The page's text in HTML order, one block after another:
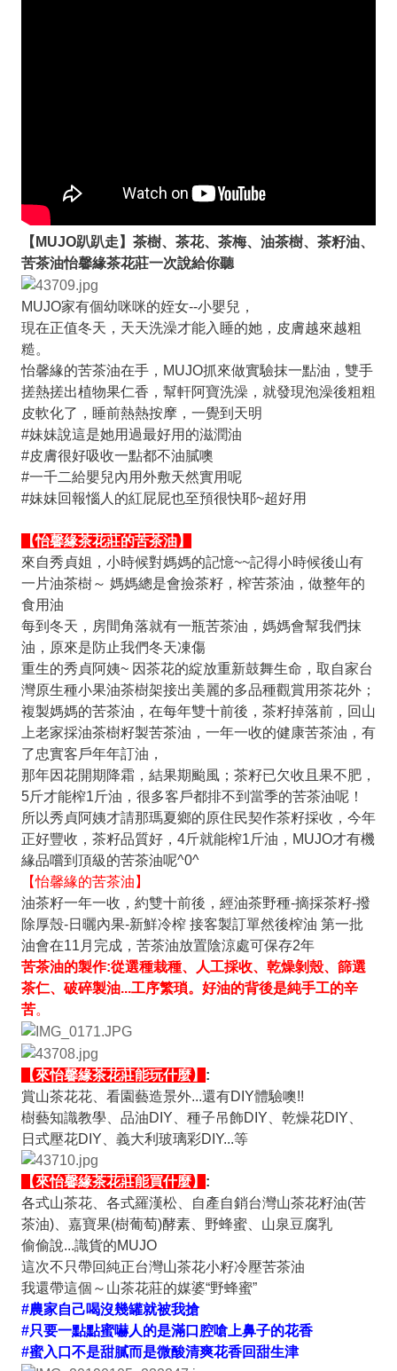
【MUJO趴趴走】茶樹、茶花、茶梅、油茶樹、茶籽油、
苦茶油怡馨緣茶花莊一次說給你聽
MUJO家有個幼咪咪的姪女--小嬰兒，
現在正值冬天，天天洗澡才能入睡的她，皮膚越來越粗
糙。
怡馨緣的苦茶油在手，MUJO抓來做實驗抹一點油，雙手
搓熱搓出植物果仁香，幫軒阿寶洗澡，就發現泡澡後粗粗
皮軟化了，睡前熱熱按摩，一覺到天明
#妹妹說這是她用過最好用的滋潤油
#皮膚很好吸收一點都不油膩噢
#一千二給嬰兒內用外敷天然實用呢
#妹妹回報惱人的紅屁屁也至預很快耶~超好用
【怡馨緣茶花莊的苦茶油】
來自秀貞姐，小時候對媽媽的記憶~~記得小時候後山有
一片油茶樹～ 媽媽總是會撿茶籽，榨苦茶油，做整年的
食用油
每到冬天，房間角落就有一瓶苦茶油，媽媽會幫我們抹
油，原來是防止我們冬天凍傷
重生的秀貞阿姨~ 因茶花的綻放重新鼓舞生命，取自家台
灣原生種小果油茶樹架接出美麗的多品種觀賞用茶花外；
複製媽媽的苦茶油，在每年雙十前後，茶籽掉落前，回山
上老家採油茶樹籽製苦茶油，一年一收的健康苦茶油，有
了忠實客戶年年訂油，
那年因花開期降霜，結果期颱風；茶籽已欠收且果不肥，
5斤才能榨1斤油，很多客戶都排不到當季的苦茶油呢！
所以秀貞阿姨才請那瑪夏鄉的原住民契作茶籽採收，今年
正好豐收，茶籽品質好，4斤就能榨1斤油，MUJO才有機
緣品嚐到頂級的苦茶油呢^0^
【怡馨緣的苦茶油】
油茶籽一年一收，約雙十前後，經油茶野種-摘採茶籽-撥
除厚殼-日曬內果-新鮮冷榨 接客製訂單然後榨油 第一批
油會在11月完成，苦茶油放置陰涼處可保存2年
苦茶油的製作:從選種栽種、人工採收、乾燥剝殼、篩選
茶仁、破碎製油...工序繁瑣。好油的背後是純手工的辛
苦。
【來怡馨緣茶花莊能玩什麼】 :
賞山茶花花、看園藝造景外...還有DIY體驗噢!!
樹藝知識教學、品油DIY 、種子吊飾DIY、 乾燥花DIY
日式壓花DIY、義大利玻璃彩DIY...等
【來怡馨緣茶花莊能買什麼】 :
各式山茶花、各式羅漢松、自產自銷台灣山茶花籽油(苦
茶油)、嘉寶果(樹葡萄)酵素、野蜂蜜、山泉豆腐乳
偷偷說...識貨的MUJO
這次不只帶回純正台灣山茶花小籽冷壓苦茶油
我還帶這個～ 山茶花莊的媒婆“野蜂蜜”
#農家自己喝沒幾罐就被我搶
#只要一點點蜜嚇人的是滿口腔嗆上鼻子的花香
#蜜入口不是甜膩而是微酸清爽花香回甜生津